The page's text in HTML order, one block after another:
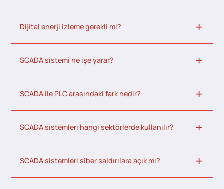
Dijital enerji izleme gerekli mi?
SCADA sistemi ne işe yarar?
SCADA ile PLC arasındaki fark nedir?
SCADA sistemleri hangi sektörlerde kullanılır?
SCADA sistemleri siber saldırılara açık mı?